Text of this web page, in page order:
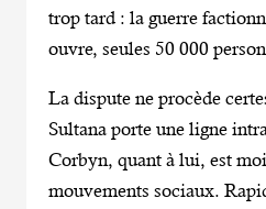
trop tard : la guerre
ouvre, seules 50 000
La dispute ne procède
Sultana porte une ligne
Corbyn, quant à lui, est
mouvements sociaux.